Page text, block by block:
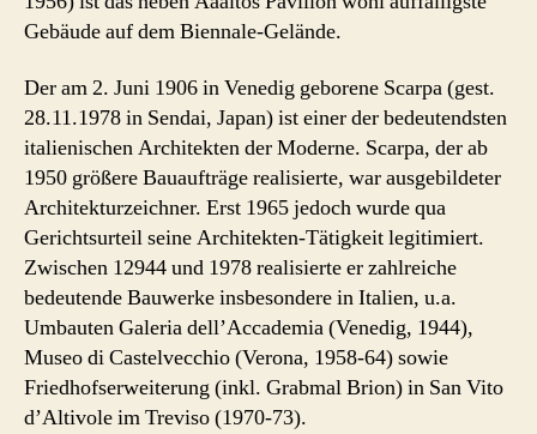
Gebäude auf dem Biennale-Gelände.
Der am 2. Juni 1906 in Venedig geborene Scarpa (gest.
28.11.1978 in Sendai, Japan) ist einer der bedeutendsten
italienischen Architekten der Moderne. Scarpa, der ab
1950 größere Bauaufträge realisierte, war ausgebildeter
Architekturzeichner. Erst 1965 jedoch wurde qua
Gerichtsurteil seine Architekten-Tätigkeit legitimiert.
Zwischen 12944 und 1978 realisierte er zahlreiche
bedeutende Bauwerke insbesondere in Italien, u.a.
Umbauten Galeria dell’Accademia (Venedig, 1944),
Museo di Castelvecchio (Verona, 1958-64) sowie
Friedhofserweiterung (inkl. Grabmal Brion) in San Vito
d’Altivole im Treviso (1970-73).